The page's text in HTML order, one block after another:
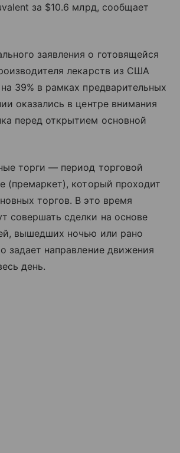
за $10.6 млрд, сообщает
заявления о готовящейся
лекарств из США
39% в рамках предварительных
оказались в центре внимания
перед открытием основной
торги — период торговой
(премаркет), который проходит
торгов. В это время
совершать сделки на основе
вышедших ночью или рано
задает направление движения
день.